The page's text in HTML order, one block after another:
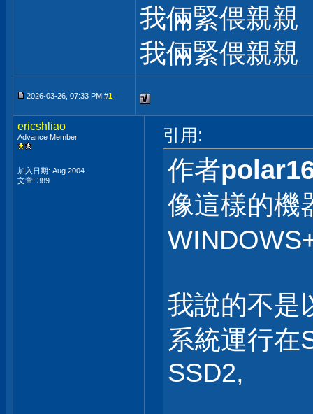
我倆緊偎親
我倆緊偎親
2026-03-26, 07:33 PM #1
ericshliao
Advance Member
加入日期: Aug 2004
文章: 389
引用:
作者
像這樣的機
我說的不是
系統運行在
SSD2,